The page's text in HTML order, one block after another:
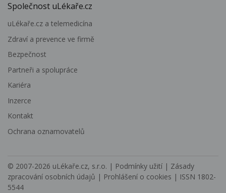
Společnost uLékaře.cz
uLékaře.cz a telemedicína
Zdraví a prevence ve firmě
Bezpečnost
Partneři a spolupráce
Kariéra
Inzerce
Kontakt
Ochrana oznamovatelů
© 2007-2026 uLékaře.cz, s.r.o. | Podmínky užití | Zásady
zpracování osobních údajů | Prohlášení o cookies | ISSN 1802-
5544